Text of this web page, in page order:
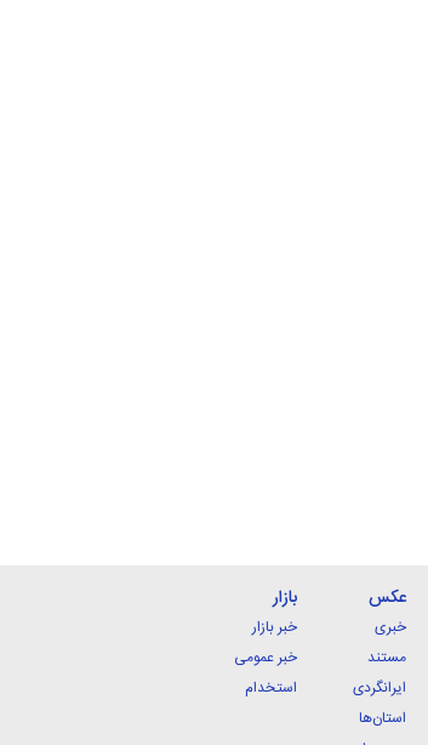
عکس
خبری
مستند
ایرانگردی
استان‌ها
بازار
خبر بازار
خبر عمومی
استخدام